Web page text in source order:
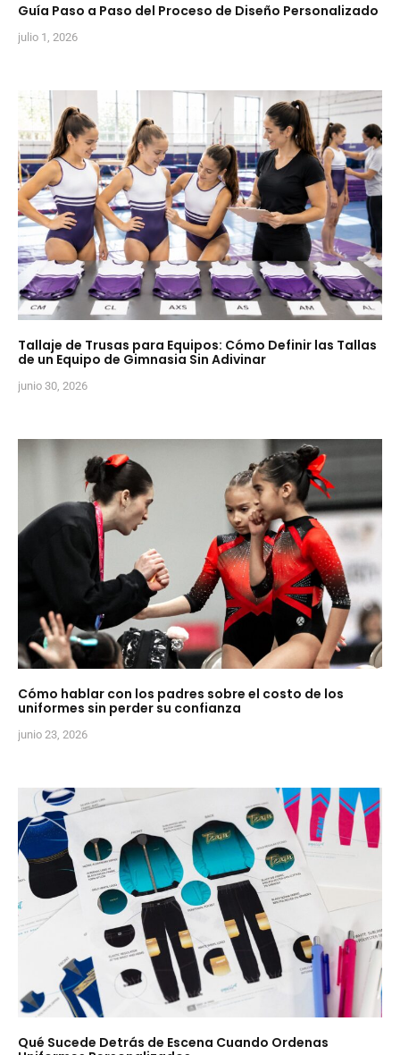
Guía Paso a Paso del Proceso de Diseño Personalizado
julio 1, 2026
Tallaje de Trusas para Equipos: Cómo Definir las Tallas
de un Equipo de Gimnasia Sin Adivinar
junio 30, 2026
Cómo hablar con los padres sobre el costo de los
uniformes sin perder su confianza
junio 23, 2026
Qué Sucede Detrás de Escena Cuando Ordenas